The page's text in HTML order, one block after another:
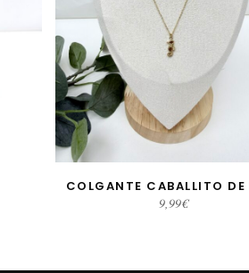
AÑADIR AL CARRITO
COLGANTE CABALLITO DE
9,99€